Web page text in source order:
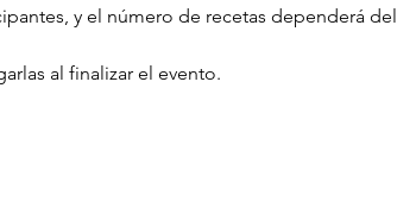
y el número de recetas dependerá del
al finalizar el evento.